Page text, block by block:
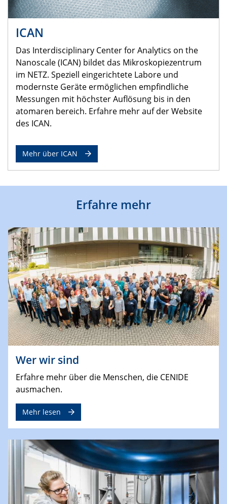
ICAN
Das Interdisciplinary Center for Analytics on the
Nanoscale (ICAN) bildet das Mikroskopiezentrum
im NETZ. Speziell eingerichtete Labore und
modernste Geräte ermöglichen empfindliche
Messungen mit höchster Auflösung bis in den
atomaren bereich. Erfahre mehr auf der Website
des ICAN.
Mehr über ICAN
Erfahre mehr
Wer wir sind
Erfahre mehr über die Menschen, die CENIDE
ausmachen.
Mehr lesen